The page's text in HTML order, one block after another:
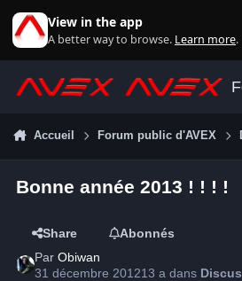
View in the app
A better way to browse. Learn more.
Accueil Forum public d'AVEX
Bonne année 2013 ! ! ! !
Share
Abonnés
ParObiwan
31 décembre 201213 a dans